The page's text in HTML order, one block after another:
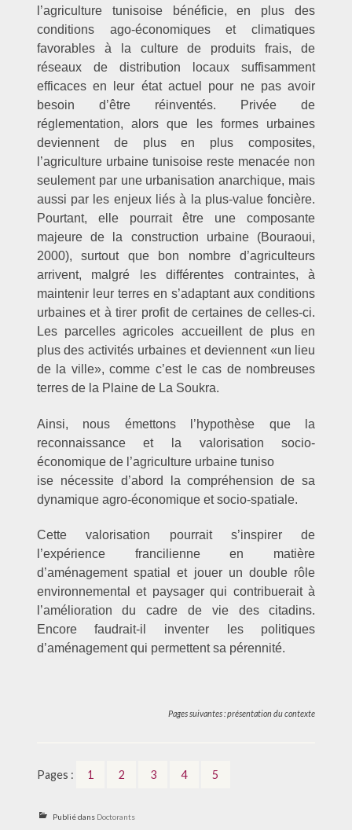
l’agriculture tunisoise bénéficie, en plus des
conditions ago-économiques et climatiques
favorables à la culture de produits frais, de
réseaux de distribution locaux suffisamment
efficaces en leur état actuel pour ne pas avoir
besoin d’être réinventés. Privée de
réglementation, alors que les formes urbaines
deviennent de plus en plus composites,
l’agriculture urbaine tunisoise reste menacée non
seulement par une urbanisation anarchique, mais
aussi par les enjeux liés à la plus-value foncière.
Pourtant, elle pourrait être une composante
majeure de la construction urbaine (Bouraoui,
2000), surtout que bon nombre d’agriculteurs
arrivent, malgré les différentes contraintes, à
maintenir leur terres en s’adaptant aux conditions
urbaines et à tirer profit de certaines de celles-ci.
Les parcelles agricoles accueillent de plus en
plus des activités urbaines et deviennent «un lieu
de la ville», comme c’est le cas de nombreuses
terres de la Plaine de La Soukra.
Ainsi, nous émettons l’hypothèse que la
reconnaissance et la valorisation socio-
économique de l’agriculture urbaine tuniso
ise nécessite d’abord la compréhension de sa
dynamique agro-économique et socio-spatiale.
Cette valorisation pourrait s’inspirer de
l’expérience francilienne en matière
d’aménagement spatial et jouer un double rôle
environnemental et paysager qui contribuerait à
l’amélioration du cadre de vie des citadins.
Encore faudrait-il inventer les politiques
d’aménagement qui permettent sa pérennité.
Pages suivantes : présentation du contexte
Pages : Page
1 Page
2 Page
3 Page
4 Page
5
Publié dans Doctorants